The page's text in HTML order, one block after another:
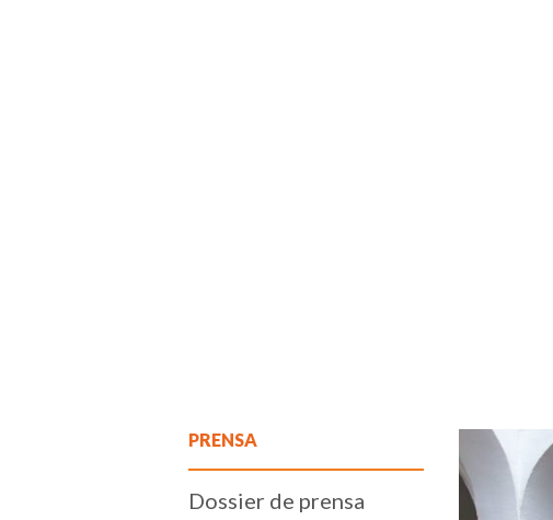
PRENSA
Dossier de prensa